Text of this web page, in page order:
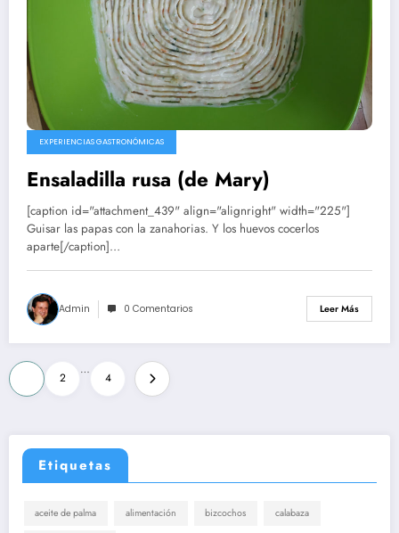
EXPERIENCIAS GASTRONÓMICAS
Ensaladilla rusa (de Mary)
[caption id="attachment_439" align="alignright" width="225"]
Guisar las papas con la zanahorias. Y los huevos cocerlos
aparte[/caption]…
Admin 0 Comentarios Leer Más
Paginación
de
entradas
2
…
4
Etiquetas
aceite de palma alimentación bizcochos calabaza